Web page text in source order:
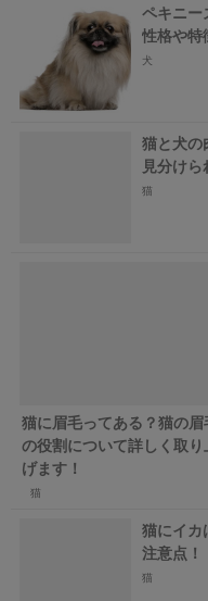
ペキニー
性格や特
犬
猫と犬の
見分けら
猫
猫に眉毛ってある？猫の眉
の役割について詳しく取り
げます！
猫
猫にイカ
注意点！
猫